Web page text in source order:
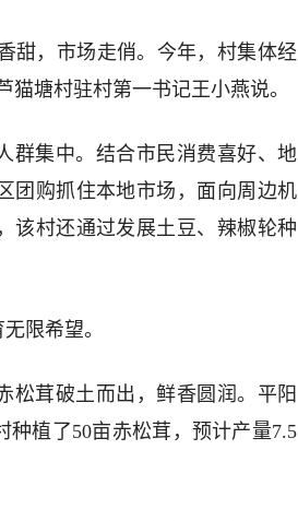
甜，市场走俏。今年，村集体经
猫塘村驻村第一书记王小燕说。
群集中。结合市民消费喜好、地
团购抓住本地市场，面向周边机
该村还通过发展土豆、辣椒轮种
限希望。
松茸破土而出，鲜香圆润。平阳
植了50亩赤松茸，预计产量7.5